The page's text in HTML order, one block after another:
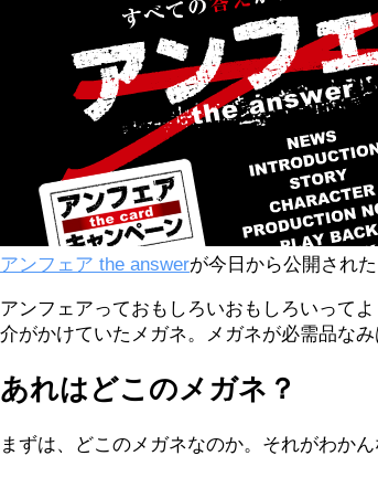
アンフェア the answerが今日から公開され
アンフェアっておもしろいおもしろいって
介がかけていたメガネ。メガネが必需品な
あれはどこのメガネ？
まずは、どこのメガネなのか。それがわか